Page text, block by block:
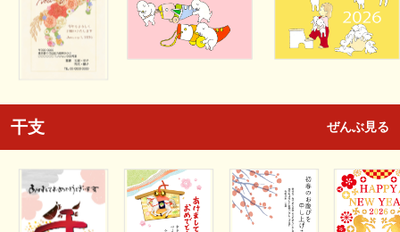
干支 ぜんぶ見る